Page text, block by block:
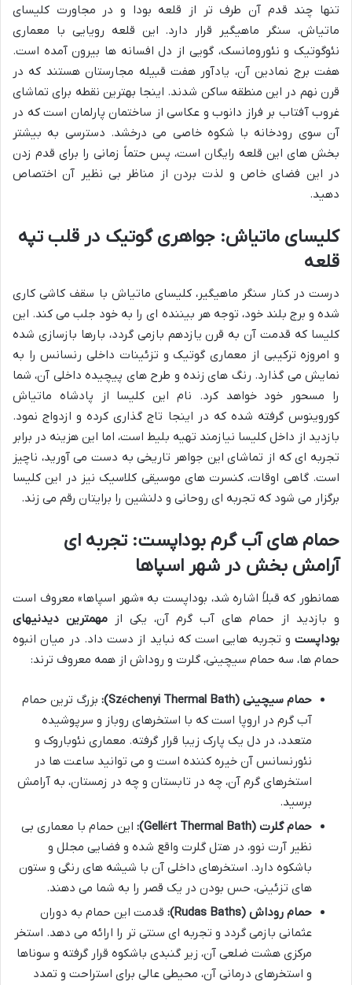
تنها چند قدم آن طرف تر از قلعه بودا و در مجاورت کلیسای
ماتیاش، سنگر ماهیگیر قرار دارد. این قلعه رویایی با معماری
نئوگوتیک و نئورومانسک، گویی از دل افسانه ها بیرون آمده است.
هفت برج نمادین آن، یادآور هفت قبیله مجارستان هستند که در
قرن نهم در این منطقه ساکن شدند. اینجا بهترین نقطه برای تماشای
غروب آفتاب بر فراز دانوب و عکاسی از ساختمان پارلمان است که در
آن سوی رودخانه با شکوه خاصی می درخشد. دسترسی به بیشتر
بخش های این قلعه رایگان است، پس حتماً زمانی را برای قدم زدن
در این فضای خاص و لذت بردن از مناظر بی نظیر آن اختصاص
دهید.
کلیسای ماتیاش: جواهری گوتیک در قلب تپه
قلعه
درست در کنار سنگر ماهیگیر، کلیسای ماتیاش با سقف کاشی کاری
شده و برج بلند خود، توجه هر بیننده ای را به خود جلب می کند. این
کلیسا که قدمت آن به قرن یازدهم بازمی گردد، بارها بازسازی شده
و امروزه ترکیبی از معماری گوتیک و تزئینات داخلی رنسانس را به
نمایش می گذارد. رنگ های زنده و طرح های پیچیده داخلی آن، شما
را مسحور خود خواهد کرد. نام این کلیسا از پادشاه ماتیاش
کوروینوس گرفته شده که در اینجا تاج گذاری کرده و ازدواج نمود.
بازدید از داخل کلیسا نیازمند تهیه بلیط است، اما این هزینه در برابر
تجربه ای که از تماشای این جواهر تاریخی به دست می آورید، ناچیز
است. گاهی اوقات، کنسرت های موسیقی کلاسیک نیز در این کلیسا
برگزار می شود که تجربه ای روحانی و دلنشین را برایتان رقم می زند.
حمام های آب گرم بوداپست: تجربه ای
آرامش بخش در شهر اسپاها
همانطور که قبلاً اشاره شد، بوداپست به «شهر اسپاها» معروف است
و بازدید از حمام های آب گرم آن، یکی از مهمترین دیدنیهای
بوداپست و تجربه هایی است که نباید از دست داد. در میان انبوه
حمام ها، سه حمام سیچینی، گلرت و روداش از همه معروف ترند:
حمام سیچینی (Széchenyi Thermal Bath):
بزرگ ترین حمام
آب گرم در اروپا است که با استخرهای روباز و سرپوشیده
متعدد، در دل یک پارک زیبا قرار گرفته. معماری نئوباروک و
نئورنسانس آن خیره کننده است و می توانید ساعت ها در
استخرهای گرم آن، چه در تابستان و چه در زمستان، به آرامش
برسید.
حمام گلرت (Gellért Thermal Bath):
این حمام با معماری بی
نظیر آرت نوو، در هتل گلرت واقع شده و فضایی مجلل و
باشکوه دارد. استخرهای داخلی آن با شیشه های رنگی و ستون
های تزئینی، حس بودن در یک قصر را به شما می دهند.
حمام روداش (Rudas Baths):
قدمت این حمام به دوران
عثمانی بازمی گردد و تجربه ای سنتی تر را ارائه می دهد. استخر
مرکزی هشت ضلعی آن، زیر گنبدی باشکوه قرار گرفته و سوناها
و استخرهای درمانی آن، محیطی عالی برای استراحت و تمدد